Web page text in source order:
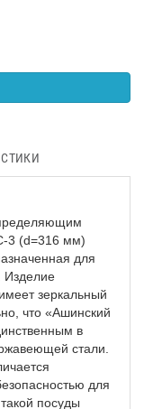
3 (d=316 мм)
для
Изделие
зеркальный
что «Ашинский
в
стали.
для
посуды